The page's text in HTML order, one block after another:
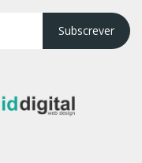
Subscrever